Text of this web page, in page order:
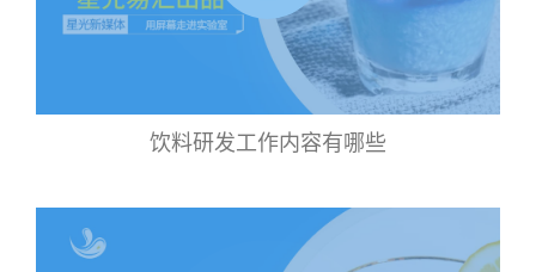
饮料研发工作内容有哪些